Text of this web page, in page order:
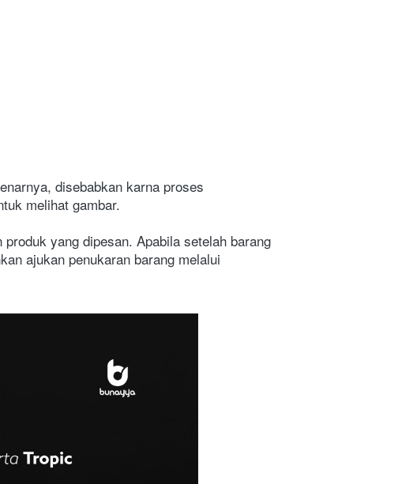
disebabkan karna proses
melihat gambar.
yang dipesan. Apabila setelah barang
ajukan penukaran barang melalui